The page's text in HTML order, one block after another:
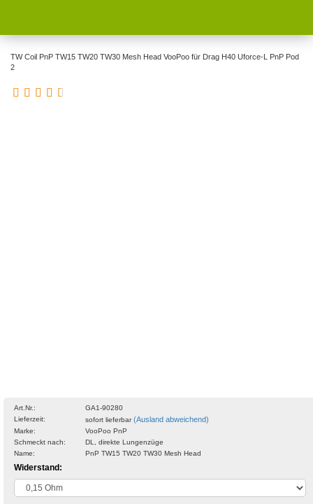
TW Coil PnP TW15 TW20 TW30 Mesh Head VooPoo für Drag H40 Uforce-L PnP Pod
2
Art.Nr.:
GA1-90280
Lieferzeit:
sofort lieferbar(Ausland abweichend)
Marke:
VooPoo PnP
Schmeckt nach:
DL, direkte Lungenzüge
Name:
PnP TW15 TW20 TW30 Mesh Head
Widerstand: